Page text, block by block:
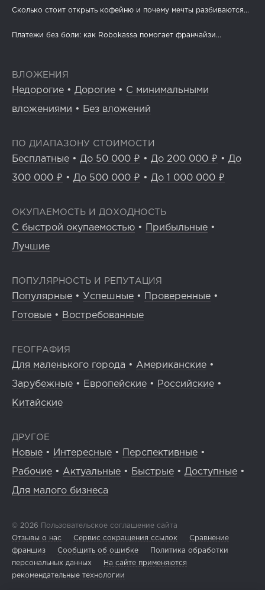
Сколько стоит открыть кофейню и почему мечты разбиваются...
Платежи без боли: как Robokassa помогает франчайзи...
ВЛОЖЕНИЯ
Недорогие • Дорогие • С минимальными
вложениями • Без вложений
ПО ДИАПАЗОНУ СТОИМОСТИ
Бесплатные • До 50 000 ₽ • До 200 000 ₽ • До
300 000 ₽ • До 500 000 ₽ • До 1 000 000 ₽
ОКУПАЕМОСТЬ И ДОХОДНОСТЬ
С быстрой окупаемостью • Прибыльные •
Лучшие
ПОПУЛЯРНОСТЬ И РЕПУТАЦИЯ
Популярные • Успешные • Проверенные •
Готовые • Востребованные
ГЕОГРАФИЯ
Для маленького города • Американские •
Зарубежные • Европейские • Российские •
Китайские
ДРУГОЕ
Новые • Интересные • Перспективные •
Рабочие • Актуальные • Быстрые • Доступные •
Для малого бизнеса
© 2026 Пользовательское соглашение сайта
Отзывы о нас
Сервис сокращения ссылок
Сравнение
франшиз
Сообщить об ошибке
Политика обработки
персональных данных
На сайте применяются
рекомендательные технологии